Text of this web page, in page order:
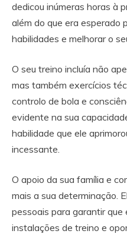
dedicou inúmeras horas à
além do que era esperado
habilidades e melhorar o
O seu treino incluía não
mas também exercícios
controlo de bola e
evidente na sua
habilidade que ele
incessante.
O apoio da sua família e
mais a sua determinação.
pessoais para garantir
instalações de treino e